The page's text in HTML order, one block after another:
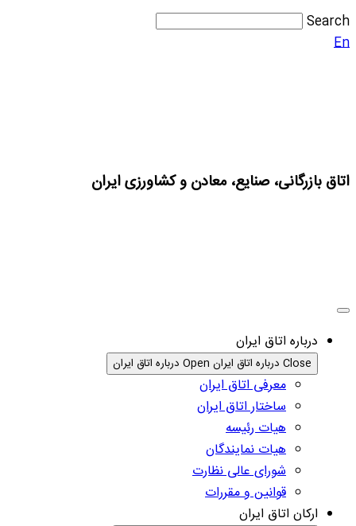
Search
En
اتاق بازرگانی، صنایع، معادن و کشاورزی ایران
درباره اتاق ایران
Close درباره اتاق ایران Open درباره اتاق ایران
معرفی اتاق ایران
ساختار اتاق ایران
هیات رئیسه
هیات نمایندگان
شورای عالی نظارت
قوانین و مقررات
ارکان اتاق ایران